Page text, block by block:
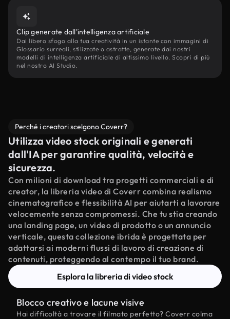
Clip generate dall'intelligenza artificiale
Dai libero sfogo alla tua creatività in un istante con immagini di
Glossario surreali, stilizzate o astratte, generate dai nostri
modelli di intelligenza artificiale di altissimo livello. Scopri di più
nel nostro AI Studio.
Perché i creatori scelgono Coverr?
Utilizza video stock originali e generati
dall'IA per garantire qualità, velocità e
sicurezza.
Con milioni di download tra progetti commerciali e di
creator, la libreria video di Coverr combina realismo
cinematografico e flessibilità AI per aiutarti a lavorare
velocemente senza compromessi. Che tu stia creando
una landing page, un video di prodotto o un annuncio
verticale, questa collezione ibrida è progettata per
adattarsi ai moderni flussi di lavoro di creazione di
contenuti, proteggendo al contempo il tuo brand.
Esplora la libreria di video stock
Blocco creativo e lacune visive
Hai difficoltà a trovare il filmato perfetto? Coverr colma